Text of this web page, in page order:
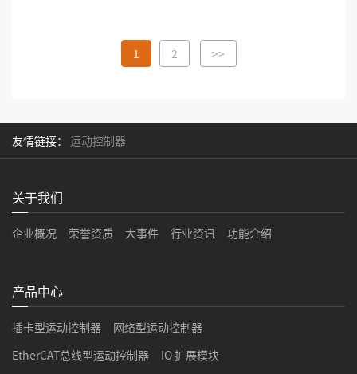
1 2 >>
友情链接： 运动控制器
关于我们
企业概况 荣誉资质 大事件 行业资讯 功能介绍
产品中心
插卡型运动控制器
网络型运动控制器
EtherCAT总线型运动控制器
IO 扩展模块